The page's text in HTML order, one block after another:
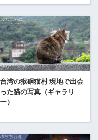
台湾の猴硐猫村 現地で出会
った猫の写真（ギャラリ
ー）